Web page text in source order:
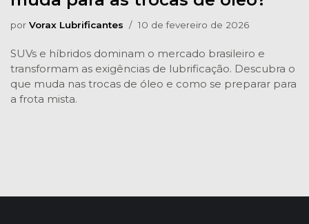
por Vorax Lubrificantes 10 de fevereiro de 2026
SUVs e híbridos dominam o mercado brasileiro e
transformam as exigências de lubrificação. Descubra o
que muda nas trocas de óleo e como se preparar para
a frota mista.